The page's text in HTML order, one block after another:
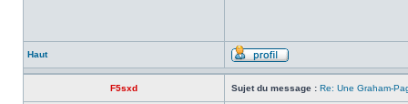
Haut
F5sxd Sujet du message : Re: Une Graham-